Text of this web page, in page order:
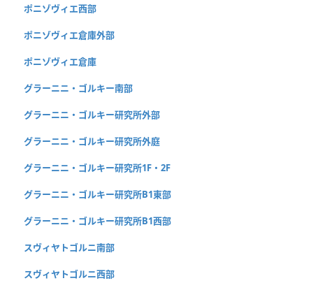
ポニゾヴィエ西部
ポニゾヴィエ倉庫外部
ポニゾヴィエ倉庫
グラーニニ・ゴルキー南部
グラーニニ・ゴルキー研究所外部
グラーニニ・ゴルキー研究所外庭
グラーニニ・ゴルキー研究所1F・2F
グラーニニ・ゴルキー研究所B1東部
グラーニニ・ゴルキー研究所B1西部
スヴィヤトゴルニ南部
スヴィヤトゴルニ西部